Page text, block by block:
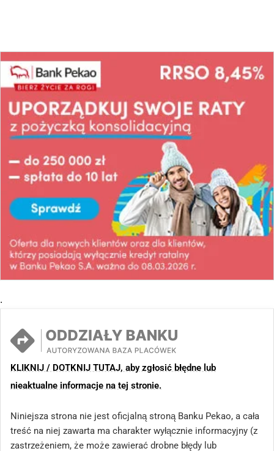
.
KLIKNIJ / DOTKNIJ TUTAJ, aby zgłosić błędne lub
nieaktualne informacje na tej stronie.
Niniejsza strona nie jest oficjalną stroną Banku Pekao, a cała
treść na niej zawarta ma charakter wyłącznie informacyjny (z
zastrzeżeniem, że może zawierać drobne błędy lub